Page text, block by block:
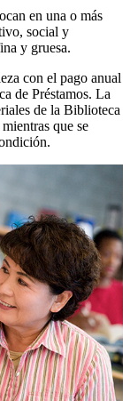
en una o más
social y
y gruesa.
con el pago anual
de Préstamos. La
de la Biblioteca
que se